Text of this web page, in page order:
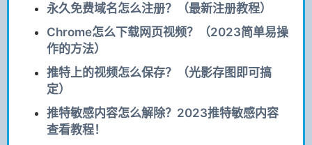
永久免费域名怎么注册？（最新注册教程）
Chrome怎么下载网页视频？（2023简单易操
作的方法）
推特上的视频怎么保存？（光影存图即可搞
定）
推特敏感内容怎么解除？2023推特敏感内容
查看教程！